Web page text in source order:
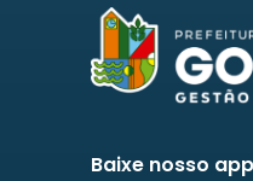
Baixe nosso app